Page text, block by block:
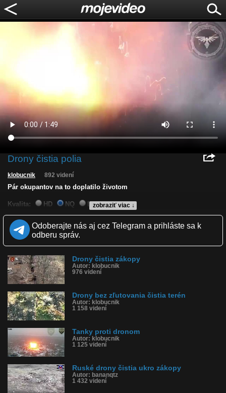
Drony čistia polia
zobraziť viac ↓
klobucnik 892 videní
Pár okupantov na to doplatilo životom
Kvalita: HD NQ
LQ
Zverejnené: 12.1.2024 11:29
Krajina: Ukrajina 🇺🇦
Páči sa: 100% (4 hlasov)
Obľúbené: 0
Komentárov: 0
Kategória: 18+
Tagy: vojna, smrť, putinovi
História sledovanosti videa:
Odoberajte nás aj cez Telegram a prihláste sa k
odberu správ.
Drony čistia zákopy
Autor: klobucnik
976 videní
Drony bez zľutovania čistia terén
Autor: klobucnik
1 158 videní
Tanky proti dronom
Autor: klobucnik
1 125 videní
Ruské drony čistia ukro zákopy
Autor: bananqtz
1 432 videní